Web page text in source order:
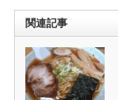
関連記事